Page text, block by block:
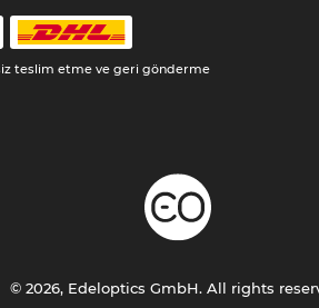
teslim etme ve geri gönderme
© 2026, Edeloptics GmbH. All rights